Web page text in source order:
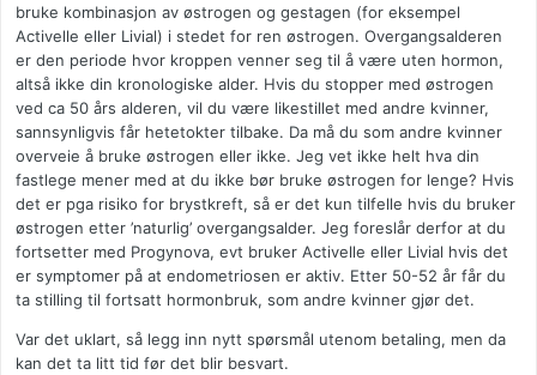
bruke kombinasjon av østrogen og gestagen (for eksempel
Activelle eller Livial) i stedet for ren østrogen. Overgangsalderen
er den periode hvor kroppen venner seg til å være uten hormon,
altså ikke din kronologiske alder. Hvis du stopper med østrogen
ved ca 50 års alderen, vil du være likestillet med andre kvinner,
sannsynligvis får hetetokter tilbake. Da må du som andre kvinner
overveie å bruke østrogen eller ikke. Jeg vet ikke helt hva din
fastlege mener med at du ikke bør bruke østrogen for lenge? Hvis
det er pga risiko for brystkreft, så er det kun tilfelle hvis du bruker
østrogen etter ’naturlig’ overgangsalder. Jeg foreslår derfor at du
fortsetter med Progynova, evt bruker Activelle eller Livial hvis det
er symptomer på at endometriosen er aktiv. Etter 50-52 år får du
ta stilling til fortsatt hormonbruk, som andre kvinner gjør det.
Var det uklart, så legg inn nytt spørsmål utenom betaling, men da
kan det ta litt tid før det blir besvart.